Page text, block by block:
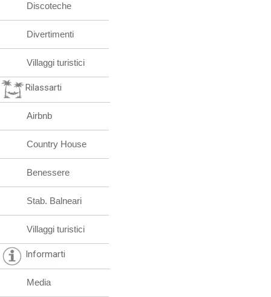
Discoteche
Divertimenti
Villaggi turistici
Rilassarti
Airbnb
Country House
Benessere
Stab. Balneari
Villaggi turistici
Informarti
Media